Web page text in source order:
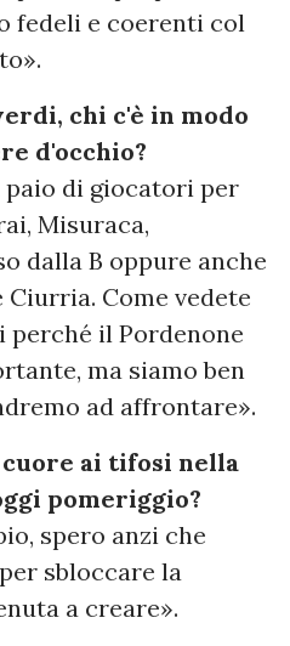
fedeli e coerenti col
chi c'è in modo
d'occhio?
paio di giocatori per
Misuraca,
dalla B oppure anche
Come vedete
il Pordenone
ma siamo ben
ad affrontare».
ai tifosi nella
pomeriggio?
spero anzi che
sbloccare la
a creare».